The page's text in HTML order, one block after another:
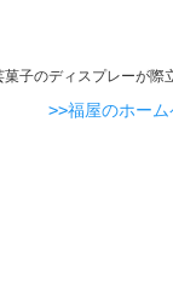
子のディスプレーが際
>>福屋のホー